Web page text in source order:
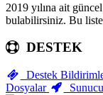
2019 yılına ait
bulabilirsiniz. Bu
DESTEK
Destek
Dosyalar